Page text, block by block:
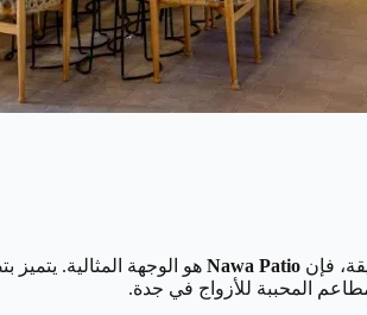
فإن Nawa Patio هو الوجهة المثالية.
المحببة للأزواج في جدة.